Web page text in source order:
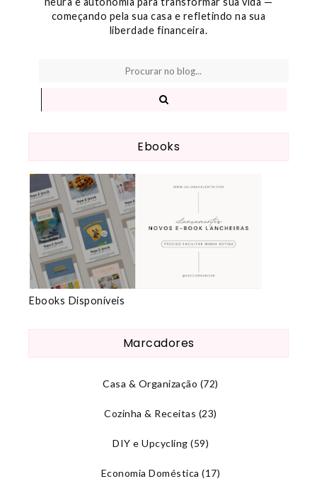
começando pela sua casa e refletindo na sua
liberdade financeira.
Ebooks
Ebooks Disponíveis
Marcadores
Casa & Organização (72)
Cozinha & Receitas (23)
DIY e Upcycling (59)
Economia Doméstica (17)